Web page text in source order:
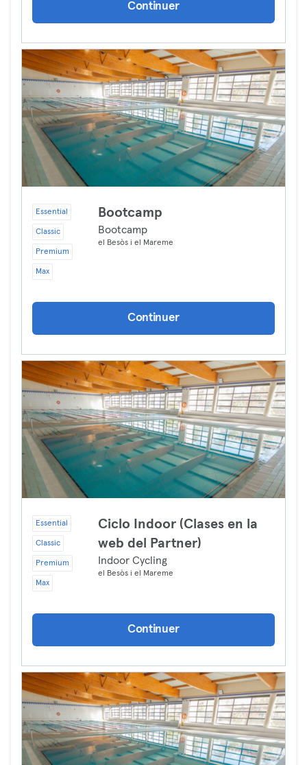
Continuer
Essential
Classic
Premium
Max
Bootcamp
Bootcamp
el Besòs i el Mareme
Continuer
Essential
Classic
Premium
Max
Ciclo Indoor (Clases en la
web del Partner)
Indoor Cycling
el Besòs i el Mareme
Continuer